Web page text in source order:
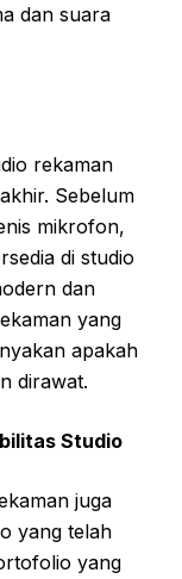
dan suara
rekaman
Sebelum
mikrofon,
di studio
dan
yang
apakah
dirawat.
Studio
juga
yang telah
yang